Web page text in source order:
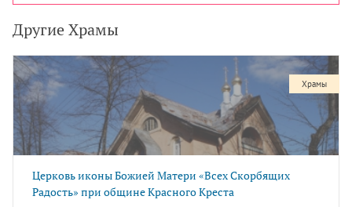
Другие Храмы
Храмы
Церковь иконы Божией Матери «Всех Cкорбящих
Радость» при общине Красного Креста